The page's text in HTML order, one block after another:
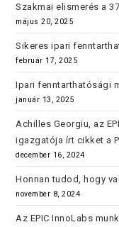
Szakmai elismerés a
május 20, 2025
Sikeres ipari
február 17, 2025
Ipari fenntarthatósági
január 13, 2025
Achilles Georgiu, az
igazgatója írt cikket a
december 16, 2024
Honnan tudod, hogy
november 8, 2024
Az EPIC InnoLabs